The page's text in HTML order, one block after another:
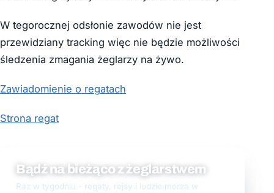
W tegorocznej odsłonie zawodów nie jest
przewidziany tracking więc nie będzie możliwości
śledzenia zmagania żeglarzy na żywo.
Zawiadomienie o regatach
Strona regat
Bądź na bieżąco z żeglarstwem
Raz w tygodniu - regaty, rejsy i ludzie morza w